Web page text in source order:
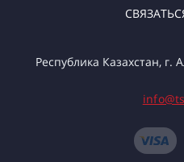
Республика Казахстан, г.